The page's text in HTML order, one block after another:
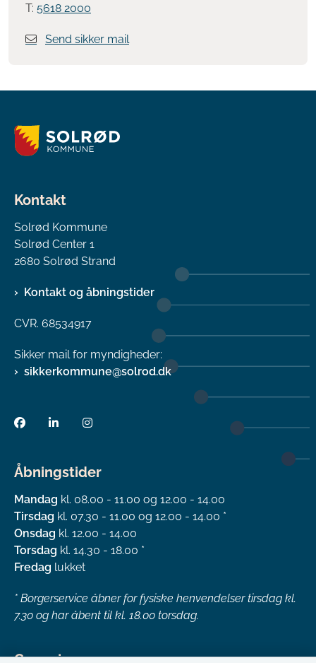
T: 5618 2000
Send sikker mail
Kontakt
Solrød Kommune
Solrød Center 1
2680 Solrød Strand
Kontakt og åbningstider
CVR. 68534917
Sikker mail for myndigheder:
sikkerkommune@solrod.dk
Åbningstider
Mandag kl. 08.00 - 11.00 og 12.00 - 14.00
Tirsdag kl. 07.30 - 11.00 og 12.00 - 14.00 *
Onsdag kl. 12.00 - 14.00
Torsdag kl. 14.30 - 18.00 *
Fredag lukket
* Borgerservice åbner for fysiske henvendelser tirsdag kl.
7.30 og har åbent til kl. 18.00 torsdag.